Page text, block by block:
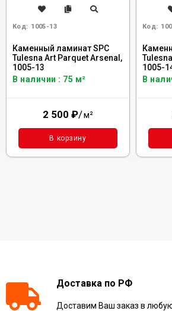
Код: 1005-13
Каменный ламинат SPC
Tulesna Art Parquet Arsenal,
1005-13
В наличии : 75 м²
2 500 ₽/м²
В корзину
Код:
1005-
В
Доставка по РФ
Доставим Ваш заказ в